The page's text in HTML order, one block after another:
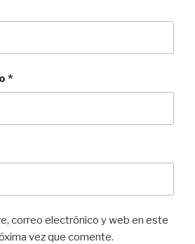
*
correo electrónico y web en este
vez que comente.